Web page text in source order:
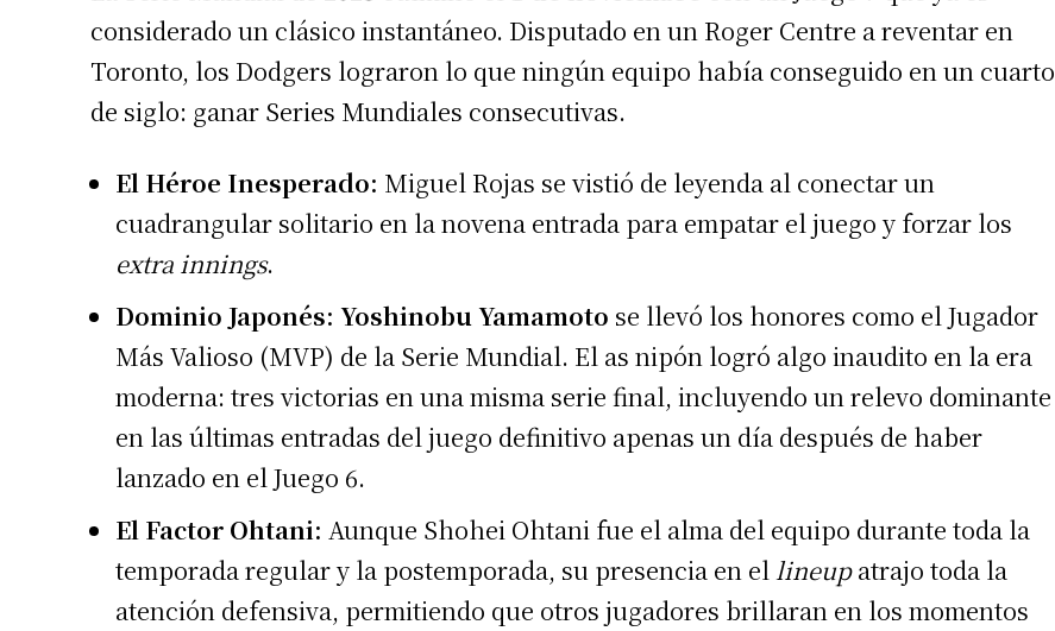
Dirección de correo electrónico *
Apellidos
considerado un clásico instantáneo. Disputado en un Roger Centre a reventar en
Toronto, los Dodgers lograron lo que ningún equipo había conseguido en un cuarto
de siglo: ganar Series Mundiales consecutivas.
El Héroe Inesperado: Miguel Rojas se vistió de leyenda al conectar un
cuadrangular solitario en la novena entrada para empatar el juego y forzar los
extra innings.
Dominio Japonés: Yoshinobu Yamamoto se llevó los honores como el Jugador
Más Valioso (MVP) de la Serie Mundial. El as nipón logró algo inaudito en la era
moderna: tres victorias en una misma serie final, incluyendo un relevo dominante
en las últimas entradas del juego definitivo apenas un día después de haber
lanzado en el Juego 6.
El Factor Ohtani: Aunque Shohei Ohtani fue el alma del equipo durante toda la
temporada regular y la postemporada, su presencia en el lineupatrajo toda la
atención defensiva, permitiendo que otros jugadores brillaran en los momentos